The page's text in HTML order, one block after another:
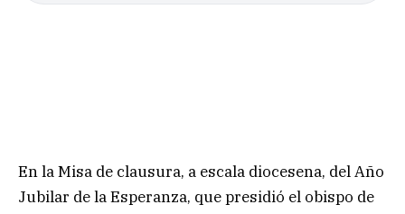
En la Misa de clausura, a escala diocesena, del Año
Jubilar de la Esperanza, que presidió el obispo de